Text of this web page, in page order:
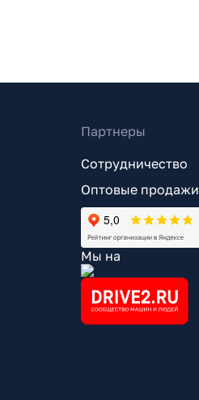
Партнеры
Сотрудничество
Оптовые продажи
Мы на